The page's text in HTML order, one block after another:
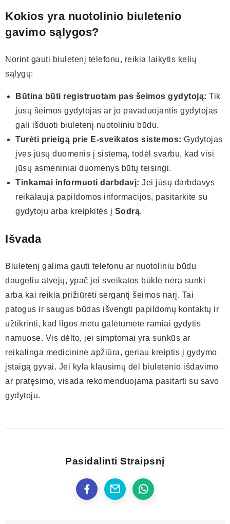
Kokios yra nuotolinio biuletenio
gavimo sąlygos?
Norint gauti biuletenį telefonu, reikia laikytis kelių
sąlygų:
Būtina būti registruotam pas šeimos gydytoją: Tik
jūsų šeimos gydytojas ar jo pavaduojantis gydytojas
gali išduoti biuletenį nuotoliniu būdu.
Turėti prieigą prie E-sveikatos sistemos: Gydytojas
įves jūsų duomenis į sistemą, todėl svarbu, kad visi
jūsų asmeniniai duomenys būtų teisingi.
Tinkamai informuoti darbdavį: Jei jūsų darbdavys
reikalauja papildomos informacijos, pasitarkite su
gydytoju arba kreipkitės į Sodrą.
Išvada
Biuletenį galima gauti telefonu ar nuotoliniu būdu
daugeliu atvejų, ypač jei sveikatos būklė nėra sunki
arba kai reikia prižiūrėti sergantį šeimos narį. Tai
patogus ir saugus būdas išvengti papildomų kontaktų ir
užtikrinti, kad ligos metu galėtumėte ramiai gydytis
namuose. Vis dėlto, jei simptomai yra sunkūs ar
reikalinga medicininė apžiūra, geriau kreiptis į gydymo
įstaigą gyvai. Jei kyla klausimų dėl biuletenio išdavimo
ar pratęsimo, visada rekomenduojama pasitarti su savo
gydytoju.
Pasidalinti Straipsnį